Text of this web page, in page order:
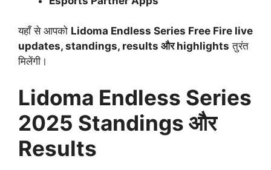
यहाँ से आपको Lidoma Endless Series Free Fire live
updates, standings, results और highlights तुरंत
मिलेंगी।
Lidoma Endless Series
2025 Standings और
Results